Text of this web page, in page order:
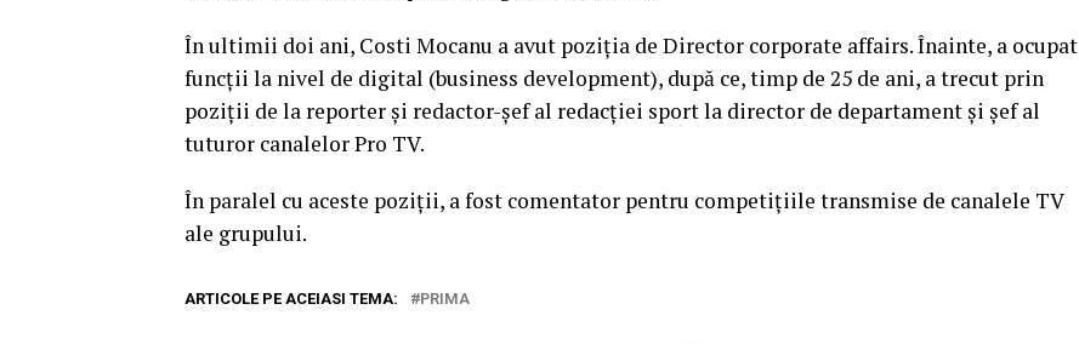
În ultimii doi ani, Costi Mocanu a avut poziția de Director corporate affairs. Înainte, a ocupat
funcții la nivel de digital (business development), după ce, timp de 25 de ani, a trecut prin
poziții de la reporter și redactor-șef al redacției sport la director de departament și șef al
tuturor canalelor Pro TV.
În paralel cu aceste poziții, a fost comentator pentru competițiile transmise de canalele TV
ale grupului.
ARTICOLE PE ACEIASI TEMA: PRIMA